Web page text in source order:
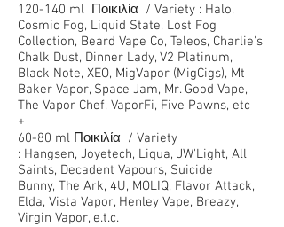
120-140 ml Ποικιλία / Variety : Halo,
Cosmic Fog, Liquid State, Lost Fog
Collection, Beard Vape Co, Teleos, Charlie's
Chalk Dust, Dinner Lady, V2 Platinum,
Black Note, XEO, MigVapor (MigCigs), Mt
Baker Vapor, Space Jam, Mr. Good Vape,
The Vapor Chef, VaporFi, Five Pawns, etc
+
60-80 ml Ποικιλία / Variety
: Hangsen, Joyetech, Liqua, JW'Light, All
Saints, Decadent Vapours, Suicide
Bunny, The Ark, 4U, MOLIQ, Flavor Attack,
Elda, Vista Vapor, Henley Vape, Breazy,
Virgin Vapor, e.t.c.